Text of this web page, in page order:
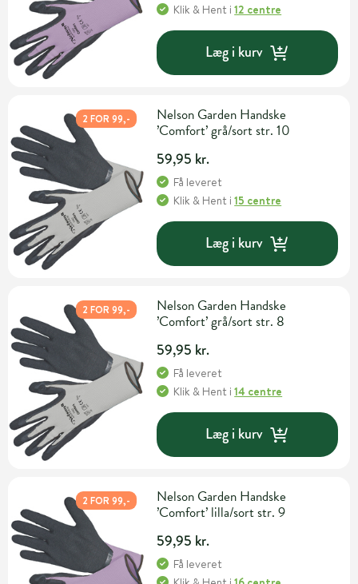
Klik & Hent i12 centre
Læg i kurv
2 FOR 99,-
Nelson Garden Handske
’Comfort’ grå/sort str. 10
59,95 kr.
Få leveret
Klik & Hent i15 centre
Læg i kurv
2 FOR 99,-
Nelson Garden Handske
’Comfort’ grå/sort str. 8
59,95 kr.
Få leveret
Klik & Hent i14 centre
Læg i kurv
2 FOR 99,-
Nelson Garden Handske
’Comfort’ lilla/sort str. 9
59,95 kr.
Få leveret